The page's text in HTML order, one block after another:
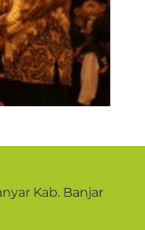
Kab. Banjar